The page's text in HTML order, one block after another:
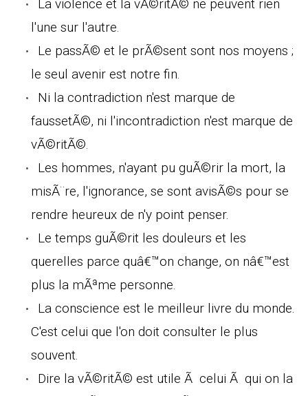
La violence et la vÃ©ritÃ© ne peuvent rien
l'une sur l'autre.
Le passÃ© et le prÃ©sent sont nos moyens ;
le seul avenir est notre fin.
Ni la contradiction n'est marque de
faussetÃ©, ni l'incontradiction n'est marque de
vÃ©ritÃ©.
Les hommes, n'ayant pu guÃ©rir la mort, la
misÃ¨re, l'ignorance, se sont avisÃ©s pour se
rendre heureux de n'y point penser.
Le temps guÃ©rit les douleurs et les
querelles parce quâ€™on change, on nâ€™est
plus la mÃªme personne.
La conscience est le meilleur livre du monde.
C'est celui que l'on doit consulter le plus
souvent.
Dire la vÃ©ritÃ© est utile Ã celui Ã qui on la